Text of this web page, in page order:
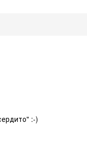
:-)